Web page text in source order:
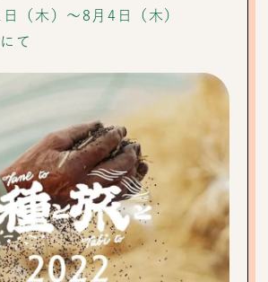
（木）〜8月4日（木）
て